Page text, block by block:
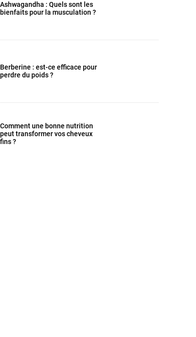
Ashwagandha : Quels sont les
bienfaits pour la musculation ?
Berberine : est-ce efficace pour
perdre du poids ?
Comment une bonne nutrition
peut transformer vos cheveux
fins ?